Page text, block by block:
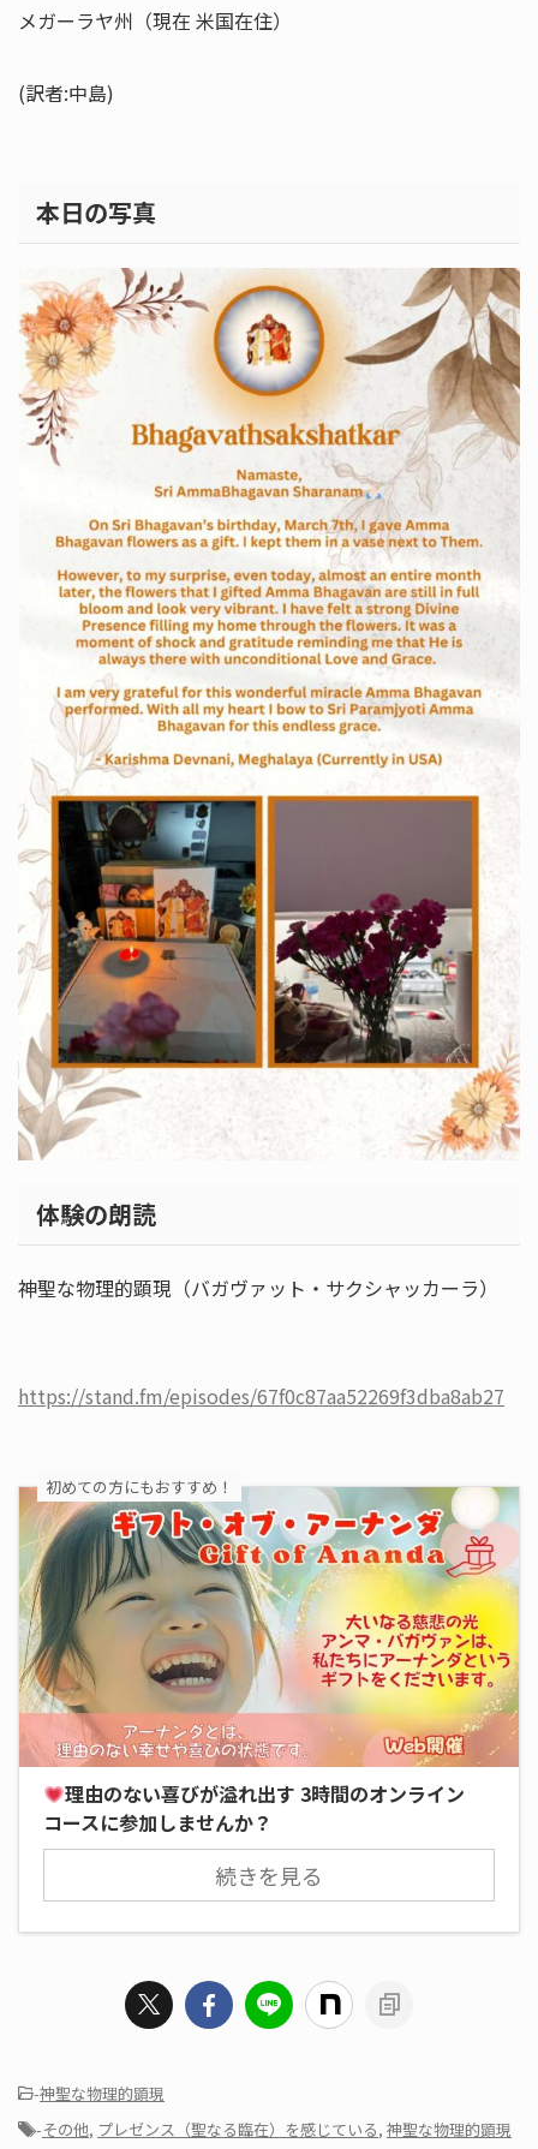
メガーラヤ州（現在 米国在住）
(訳者:中島)
本日の写真
体験の朗読
神聖な物理的顕現（バガヴァット・サクシャッカーラ）
https://stand.fm/episodes/67f0c87aa52269f3dba8ab27
初めての方にもおすすめ！
理由のない喜びが溢れ出す 3時間のオンライン
コースに参加しませんか？
続きを見る
-神聖な物理的顕現
-その他, プレゼンス（聖なる臨在）を感じている, 神聖な物理的顕現